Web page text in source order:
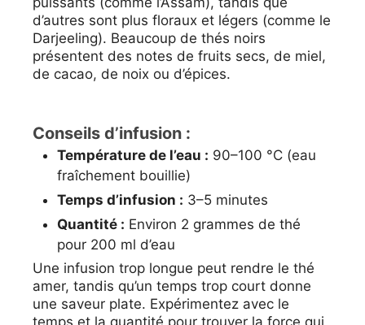
d’autres sont plus floraux et légers (comme le
Darjeeling). Beaucoup de thés noirs
présentent des notes de fruits secs, de miel,
de cacao, de noix ou d’épices.
Conseils d’infusion :
Température de l’eau : 90–100 °C (eau
fraîchement bouillie)
Temps d’infusion : 3–5 minutes
Quantité : Environ 2 grammes de thé
pour 200 ml d’eau
Une infusion trop longue peut rendre le thé
amer, tandis qu’un temps trop court donne
une saveur plate. Expérimentez avec le
temps et la quantité pour trouver la force qui